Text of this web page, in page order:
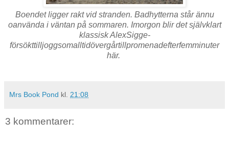
Boendet ligger rakt vid stranden. Badhytterna står ännu
oanvända i väntan på sommaren. Imorgon blir det självklart
klassisk AlexSigge-
försökttilljoggsomalltidövergårtillpromenadefterfemminuter
här.
Mrs Book Pond kl. 21:08
3 kommentarer: